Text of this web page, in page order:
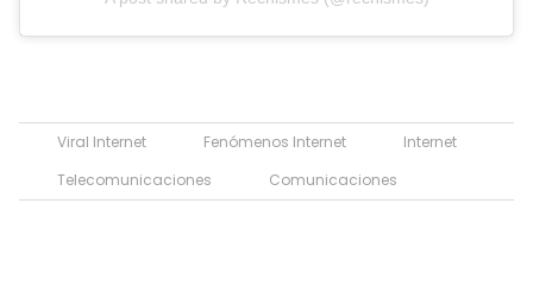
Viral Internet Fenómenos Internet
Internet
Telecomunicaciones
Comunicaciones